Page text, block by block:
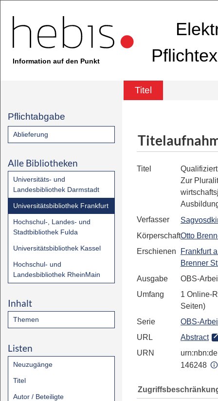
Information auf den Punkt
Titel
Pflichtabgabe
Ablieferung
Alle Bibliotheken
Universitäts- und
Landesbibliothek Darmstadt
Universitätsbibliothek Frankfurt
Hochschul-, Landes- und
Stadtbibliothek Fulda
Universitätsbibliothek Kassel
Hochschul- und
Landesbibliothek RheinMain
Inhalt
Themen
Listen
Neuzugänge
Titel
Autor / Beteiligte
Titel
Zur
Verfasser
KörperschaftOtto
Erschienen
Frankfurt
Brenner
Ausgabe
OBS-
Umfang
1 Online-
Seiten)
Serie
OBS-
URL
Abstract
URN
146248